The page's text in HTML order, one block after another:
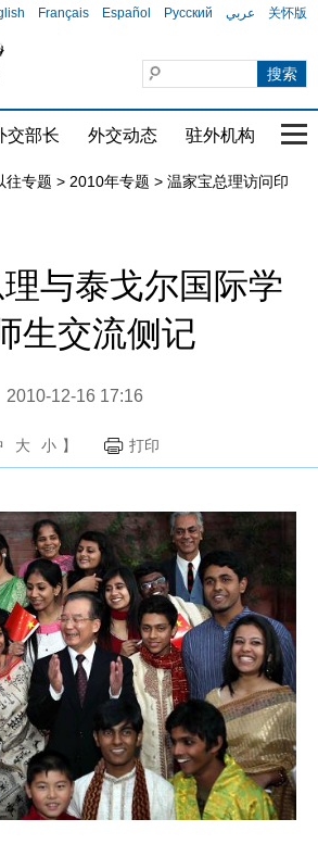
Français Español Русский عربي 关怀版
交部长 外交动态 驻外机构 国
往专题 > 2010年专题 > 温家宝总理访问印
与泰戈尔国际学
生交流侧记
2010-12-16 17:16
大 小 】 打印